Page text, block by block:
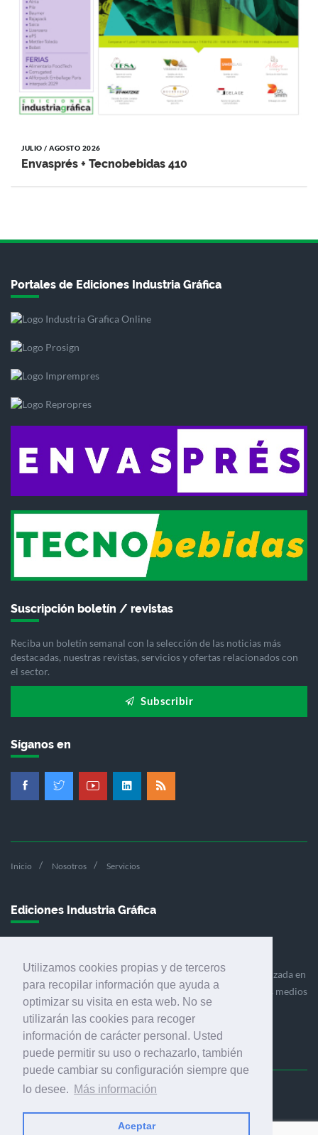
Utilizamos cookies propias y de terceros
para recopilar información que ayuda a
optimizar su visita en esta web. No se
utilizarán las cookies para recoger
información de carácter personal. Usted
puede permitir su uso o rechazarlo, también
puede cambiar su configuración siempre que
lo desee. Más información
Aceptar
JULIO / AGOSTO 2026
Envasprés + Tecnobebidas 410
Portales de Ediciones Industria Gráfica
Suscripción boletín / revistas
Reciba un boletín semanal con la selección de las noticias más
destacadas, nuestras revistas, servicios y ofertas relacionados con
el sector.
Subscribir
Síganos en
Inicio Nosotros Servicios
Ediciones Industria Gráfica
Ediciones Industria Gráfica es una empresa editora especializada en
el mercado de la comunicación gráfica que engloba diversos medios
profesionales especializados en el mercado gráfico, la
comunicación visual y el envasado.
Ediciones Industria Gráfica, S.C.P.
Calle Fluvià 257, bajos, 08020 Barcelona (España)